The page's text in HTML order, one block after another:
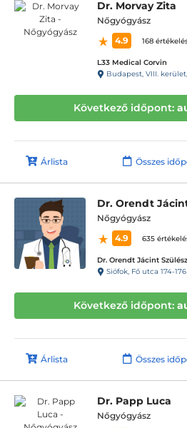
Dr. Morvay Zita
Nőgyógyász
4.9
168
L33 Medical Corvin
Budapest, VIII.
Következő időpont:
Árlista Összes
Dr. Orendt
Nőgyógyász
4.9
635
Dr. Orendt Jácint
Siófok, Fő utca 174-176 ,
Következő időpont:
Árlista Összes
Dr. Papp Luca
Nőgyógyász